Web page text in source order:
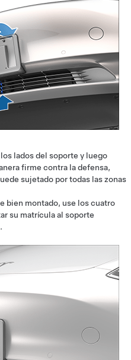
lados del soporte y luego
firme contra la defensa,
sujetado por todas las zonas
bien montado, use los cuatro
su matrícula al soporte